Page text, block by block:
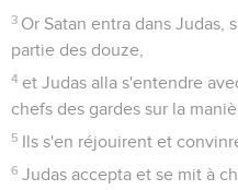
3 Or Satan entra dans Judas,
partie des douze,
4 et Judas alla s'entendre
chefs des gardes sur la
5 Ils s'en réjouirent et
6 Judas accepta et se mit à